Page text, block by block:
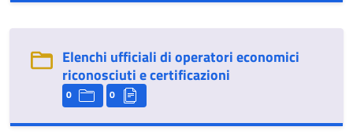
Elenchi ufficiali di operatori economici
riconosciuti e certificazioni
0 0